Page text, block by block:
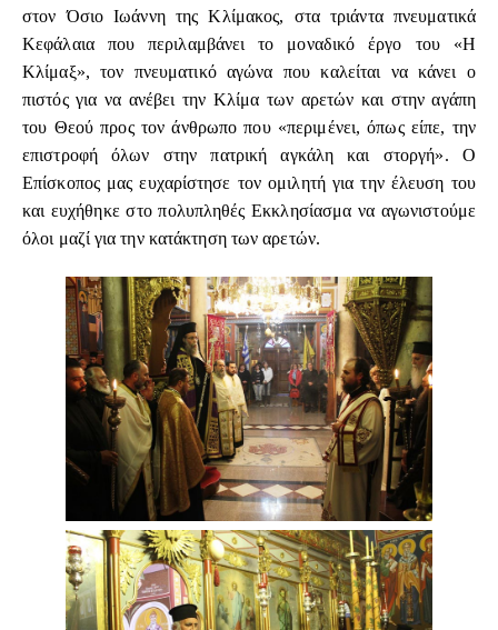
στον Όσιο Ιωάννη της Κλίμακος, στα τριάντα πνευματικά
Κεφάλαια που περιλαμβάνει το μοναδικό έργο του «Η
Κλίμαξ», τον πνευματικό αγώνα που καλείται να κάνει ο
πιστός για να ανέβει την Κλίμα των αρετών και στην αγάπη
του Θεού προς τον άνθρωπο που «περιμένει, όπως είπε, την
επιστροφή όλων στην πατρική αγκάλη και στοργή». Ο
Επίσκοπος μας ευχαρίστησε τον ομιλητή για την έλευση του
και ευχήθηκε στο πολυπληθές Εκκλησίασμα να αγωνιστούμε
όλοι μαζί για την κατάκτηση των αρετών.